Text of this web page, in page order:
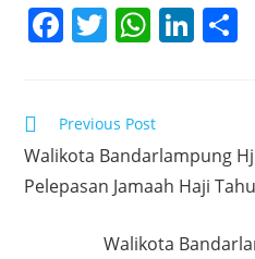
F
e
b
o
T
er
W
s
A
p
p
Li
dI
n
Read
more
articles
Previous Post
Walikota Bandarlampung
Pelepasan Jamaah Haji
Walikota